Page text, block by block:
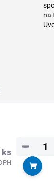
na
ks −
Do